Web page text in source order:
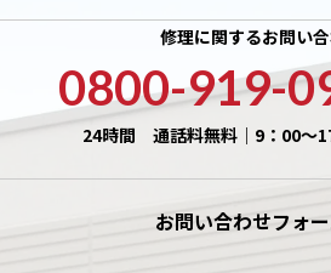
修理に関するお問い
0800-919-
24時間 通話料無料｜9：00〜
お問い合わせフォ